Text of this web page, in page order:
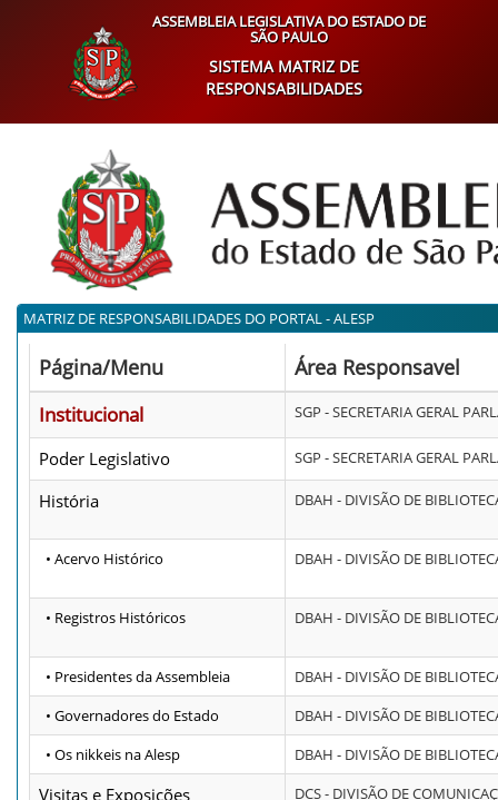
ASSEMBLEIA LEGISLATIVA DO ESTADO DE
SÃO PAULO
SISTEMA MATRIZ DE
RESPONSABILIDADES
MATRIZ DE RESPONSABILIDADES DO PORTAL - ALESP
Página/Menu Área Responsavel
Institucional SGP - SECRETARIA GERAL
Poder Legislativo SGP - SECRETARIA GERAL
História DBAH - DIVISÃO DE
• Acervo Histórico DBAH - DIVISÃO DE
• Registros Históricos DBAH - DIVISÃO DE
• Presidentes da Assembleia
DBAH - DIVISÃO DE
• Governadores do Estado
DBAH - DIVISÃO DE
• Os nikkeis na Alesp
DBAH - DIVISÃO DE
Visitas e Exposições DCS - DIVISÃO DE